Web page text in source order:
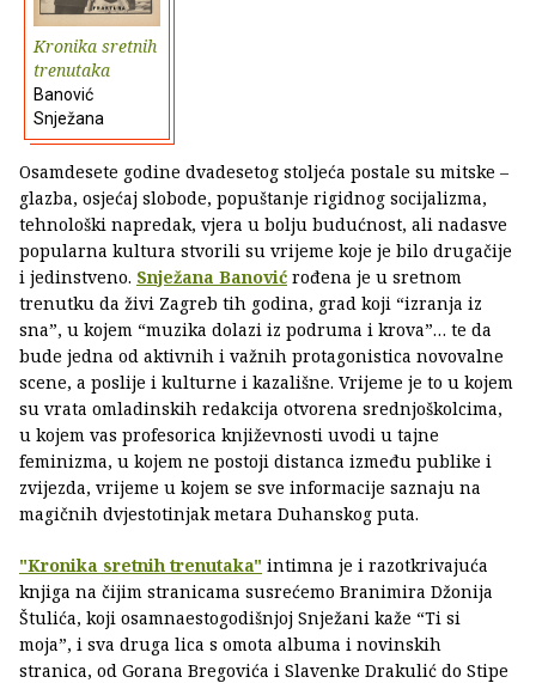
Kronika sretnih
trenutaka
Banović
Snježana
Osamdesete godine dvadesetog stoljeća postale su mitske –
glazba, osjećaj slobode, popuštanje rigidnog socijalizma,
tehnološki napredak, vjera u bolju budućnost, ali nadasve
popularna kultura stvorili su vrijeme koje je bilo drugačije
i jedinstveno. Snježana Banović rođena je u sretnom
trenutku da živi Zagreb tih godina, grad koji “izranja iz
sna”, u kojem “muzika dolazi iz podruma i krova”… te da
bude jedna od aktivnih i važnih protagonistica novovalne
scene, a poslije i kulturne i kazališne. Vrijeme je to u kojem
su vrata omladinskih redakcija otvorena srednjoškolcima,
u kojem vas profesorica književnosti uvodi u tajne
feminizma, u kojem ne postoji distanca između publike i
zvijezda, vrijeme u kojem se sve informacije saznaju na
magičnih dvjestotinjak metara Duhanskog puta.
"Kronika sretnih trenutaka" intimna je i razotkrivajuća
knjiga na čijim stranicama susrećemo Branimira Džonija
Štulića, koji osamnaestogodišnjoj Snježani kaže “Ti si
moja”, i sva druga lica s omota albuma i novinskih
stranica, od Gorana Bregovića i Slavenke Drakulić do Stipe